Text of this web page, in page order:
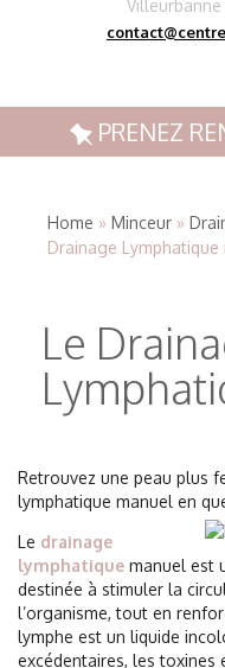
Villeurbanne
PRENEZ
Home » Minceur »
Drainage Lymphatique
Le
Retrouvez une peau plus
lymphatique manuel en
Le drainage
lymphatique manuel est
destinée à stimuler la
l’organisme, tout en
lymphe est un liquide
excédentaires, les toxines